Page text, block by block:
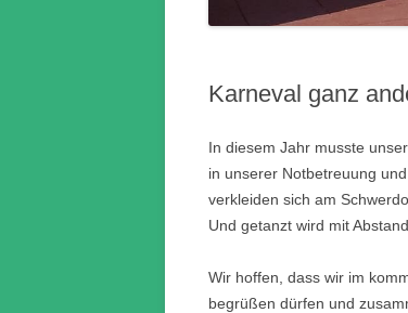
Karneval ganz
In diesem Jahr musste
in unserer Notbetreuung
verkleiden sich am
Und getanzt wird mit
Wir hoffen, dass wir im
begrüßen dürfen und